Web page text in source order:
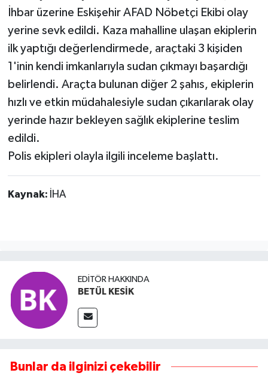
İhbar üzerine Eskişehir AFAD Nöbetçi Ekibi olay
yerine sevk edildi. Kaza mahalline ulaşan ekiplerin
ilk yaptığı değerlendirmede, araçtaki 3 kişiden
1'inin kendi imkanlarıyla sudan çıkmayı başardığı
belirlendi. Araçta bulunan diğer 2 şahıs, ekiplerin
hızlı ve etkin müdahalesiyle sudan çıkarılarak olay
yerinde hazır bekleyen sağlık ekiplerine teslim
edildi.
Polis ekipleri olayla ilgili inceleme başlattı.
Kaynak: İHA
EDITÖR HAKKINDA
BETÜL KESİK
Bunlar da ilginizi çekebilir